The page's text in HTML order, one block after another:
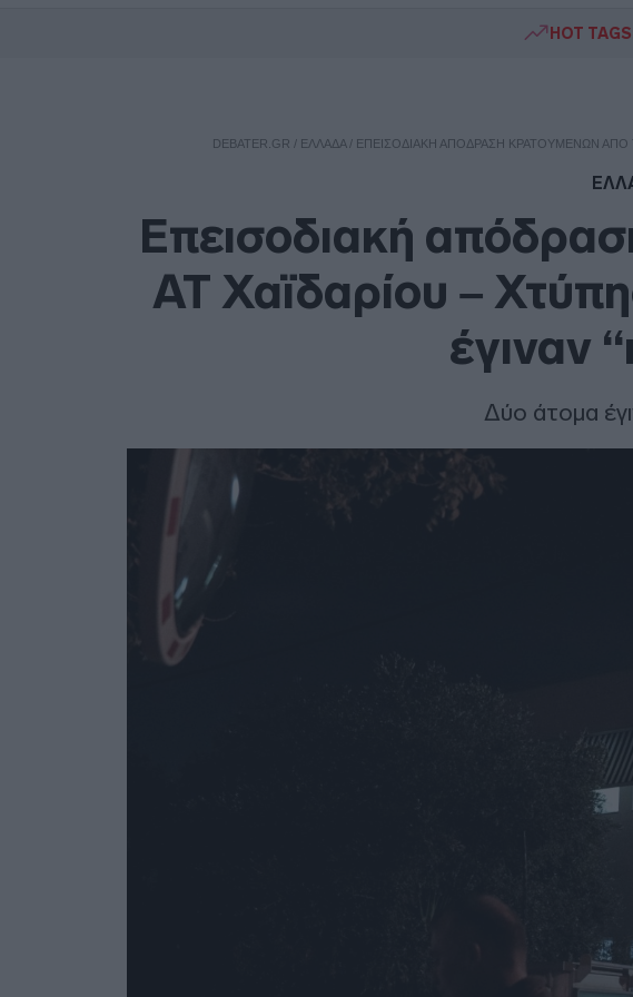
HOT
DEBATER.GR / ΕΛΛΑΔΑ/ ΕΠΕΙΣΟΔΙΑΚΉ ΑΠΌΔΡΑΣΗ ΚΡΑΤΟΥΜΈΝΩΝ ΑΠΌ
Επεισοδιακή
ΑΤ Χαϊδαρίου –
έγιναν
Δύο άτομα